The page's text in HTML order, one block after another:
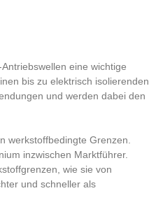
eine wichtige
bis zu elektrisch isolierenden
und werden dabei den
werkstoffbedingte Grenzen.
inzwischen Marktführer.
wie sie von
und schneller als